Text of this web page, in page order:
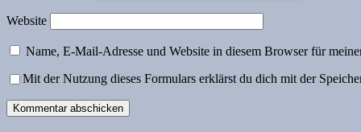
Website
Name, E-Mail-Adresse und Website in diesem Browser für
Mit der Nutzung dieses Formulars erklärst du dich mit der